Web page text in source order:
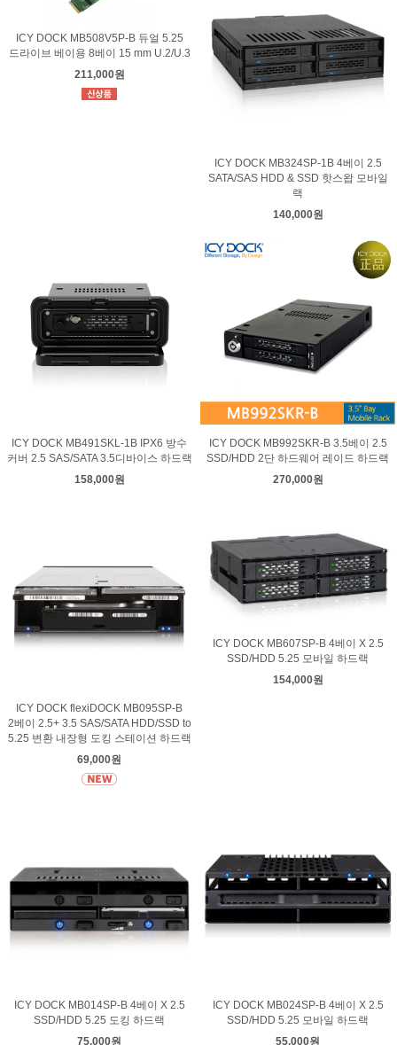
ICY DOCK MB508V5P-B 듀얼 5.25
드라이브 베이용 8베이 15 mm U.2/U.3
211,000원
ICY DOCK MB324SP-1B 4베이 2.5
SATA/SAS HDD & SSD 핫스왑 모바일
랙
140,000원
ICY DOCK MB491SKL-1B IPX6 방수
커버 2.5 SAS/SATA 3.5디바이스 하드랙
158,000원
ICY DOCK MB992SKR-B 3.5베이 2.5
SSD/HDD 2단 하드웨어 레이드 하드랙
270,000원
ICY DOCK flexiDOCK MB095SP-B
2베이 2.5+ 3.5 SAS/SATA HDD/SSD to
5.25 변환 내장형 도킹 스테이션 하드랙
69,000원
ICY DOCK MB607SP-B 4베이 X 2.5
SSD/HDD 5.25 모바일 하드랙
154,000원
ICY DOCK MB014SP-B 4베이 X 2.5
SSD/HDD 5.25 도킹 하드랙
75,000원
ICY DOCK MB024SP-B 4베이 X 2.5
SSD/HDD 5.25 모바일 하드랙
55,000원